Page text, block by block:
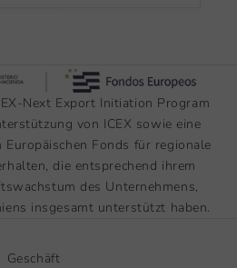
Next Export Initiation Program
von ICEX sowie eine
Europäischen Fonds für regionale
die entsprechend ihrem
des Unternehmens,
insgesamt unterstützt haben.
Geschäft